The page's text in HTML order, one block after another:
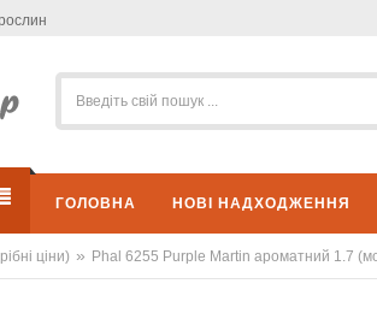
ГОЛОВНА НОВІ НАДХОДЖЕННЯ
ціни) » Phal 6255 Purple Martin ароматний 1.7